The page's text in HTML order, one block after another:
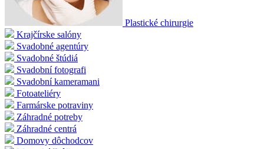
Plastické chirurgie
Krajčírske salóny
Svadobné agentúry
Svadobné štúdiá
Svadobní fotografi
Svadobní kameramani
Fotoateliéry
Farmárske potraviny
Záhradné potreby
Záhradné centrá
Domovy dôchodcov